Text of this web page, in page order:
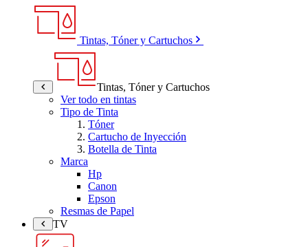
Tintas, Tóner y Cartuchos
Tintas, Tóner y Cartuchos
Ver todo en tintas
Tipo de Tinta
Tóner
Cartucho de Inyección
Botella de Tinta
Marca
Hp
Canon
Epson
Resmas de Papel
TV